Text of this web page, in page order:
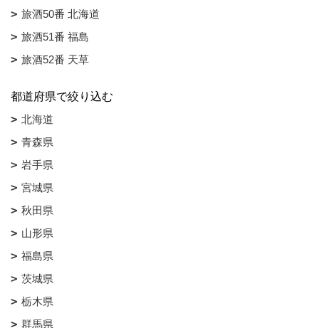
旅酒50番 北海道
旅酒51番 福島
旅酒52番 天草
都道府県で絞り込む
北海道
青森県
岩手県
宮城県
秋田県
山形県
福島県
茨城県
栃木県
群馬県